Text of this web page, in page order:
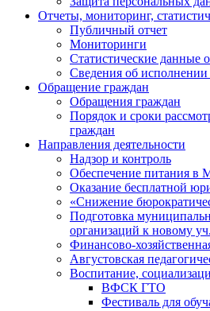
Отчеты, мониторинг,
Публичный отчет
Мониторинги
Статистические данные
Сведения об
Обращение граждан
Обращения граждан
Порядок и сроки
граждан
Направления деятельности
Надзор и контроль
Обеспечение питания в
Оказание бесплатной
«Снижение
Подготовка
организаций к новому
Финансово-
Августовская
Воспитание,
ВФСК ГТО
Фестиваль для